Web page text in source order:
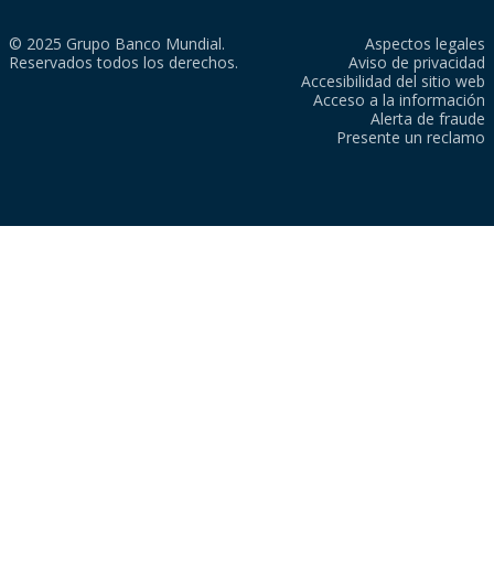
© 2025 Grupo Banco Mundial.
Reservados todos los derechos.
Aspectos legales
Aviso de privacidad
Accesibilidad del sitio web
Acceso a la información
Alerta de fraude
Presente un reclamo